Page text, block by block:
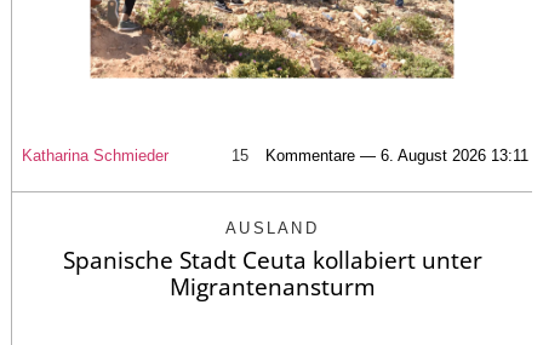
Katharina Schmieder 15 Kommentare — 6. August 2026 13:11
AUSLAND
Spanische Stadt Ceuta kollabiert unter
Migrantenansturm